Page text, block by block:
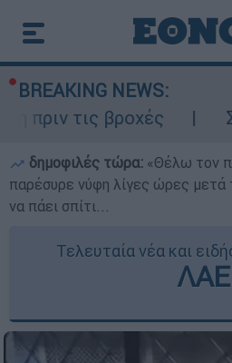
BREAKING NEWS:
βροχές
δημοφιλές τώρα: «Θέλω τον
παρέσυρε νύφη λίγες ώρες μετά
να πάει σπίτι...
Τελευταία νέα και
ΛΑΕ